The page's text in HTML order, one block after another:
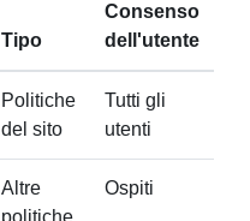
Tipo
Consenso
dell'utente
Politiche
del sito
Tutti gli
utenti
Altre
politiche
Ospiti